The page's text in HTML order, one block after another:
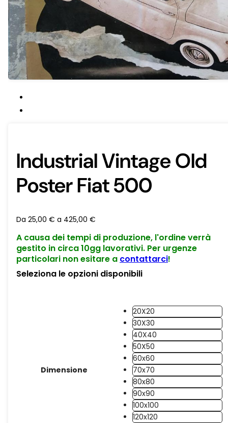
Industrial Vintage Old
Poster Fiat 500
Da 25,00 € a 425,00 €
A causa dei tempi di produzione, l'ordine verrà
gestito in circa 10gg lavorativi. Per urgenze
particolari non esitare a contattarci!
Seleziona le opzioni disponibili
Dimensione
20X20
30X30
40X40
50X50
60x60
70x70
80x80
90x90
100x100
120x120